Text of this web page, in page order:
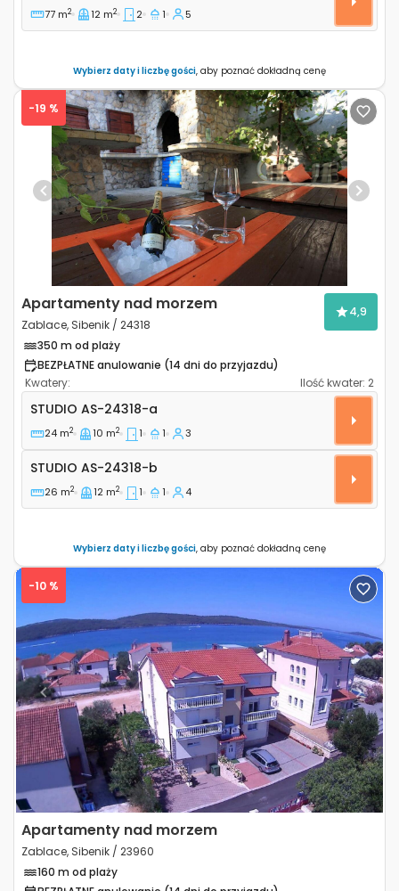
77 m2 12 m2 2 1 5
Wybierz daty i liczbę gości, aby poznać dokładną cenę
Previous Next
-19 %
Apartamenty nad morzem
Zablace, Sibenik / 24318
4,9
350 m od plaży
BEZPŁATNE anulowanie (14 dni do przyjazdu)
Kwatery:
Ilość kwater: 2
Apartamenty typu studio Zablace, Sibenik AS-24318-a
STUDIO AS-24318-a
24 m2 10 m2 1 1 3
Studio AS-24318-b
STUDIO AS-24318-b
26 m2 12 m2 1 1 4
Wybierz daty i liczbę gości, aby poznać dokładną cenę
Previous Next
-10 %
Apartamenty nad morzem
Zablace, Sibenik / 23960
160 m od plaży